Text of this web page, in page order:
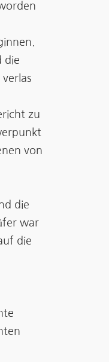
die
zu
von
die
war
die